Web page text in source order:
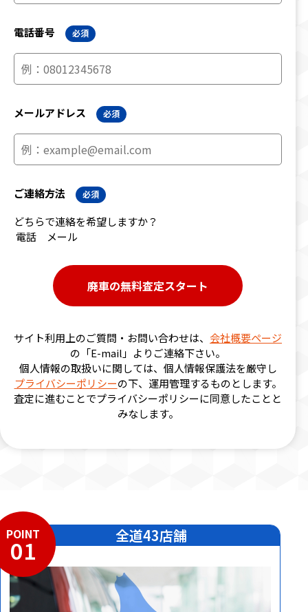
電話番号 必須
メールアドレス 必須
ご連絡方法 必須
どちらで連絡を希望しますか？
電話
メール
廃車の無料査定スタート
サイト利用上のご質問・お問い合わせは、 会社概要ページ
の「E-mail」よりご連絡下さい。
個人情報の取扱いに関しては、個人情報保護法を厳守し
プライバシーポリシーの下、運用管理するものとします。
査定に進むことでプライバシーポリシーに同意したことと
みなします。
POINT
01 全道43店舗